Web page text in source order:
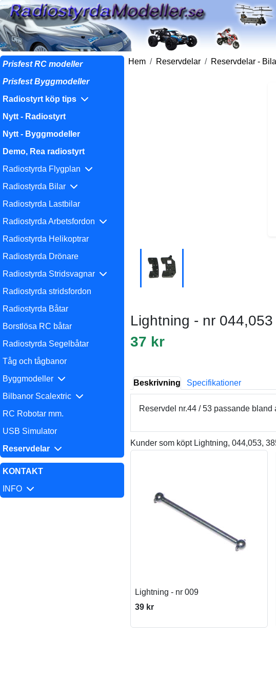
Prisfest RC modeller
Prisfest Byggmodeller
Radiostyrt köp tips
Nytt - Radiostyrt
Nytt - Byggmodeller
Demo, Rea radiostyrt
Radiostyrda Flygplan
Radiostyrda Bilar
Radiostyrda Lastbilar
Radiostyrda Arbetsfordon
Radiostyrda Helikoptrar
Radiostyrda Drönare
Radiostyrda Stridsvagnar
Radiostyrda stridsfordon
Radiostyrda Båtar
Borstlösa RC båtar
Radiostyrda Segelbåtar
Tåg och tågbanor
Byggmodeller
Bilbanor Scalextric
RC Robotar mm.
USB Simulator
Reservdelar
KONTAKT
INFO
Hem Reservdelar Reservdelar -
Lightning - nr 044,053
37 kr
Beskrivning Specifikationer
Reservdel nr.44 / 53 passande bland
Kunder som köpt Lightning, 044,053,
Lightning - nr 009
39 kr